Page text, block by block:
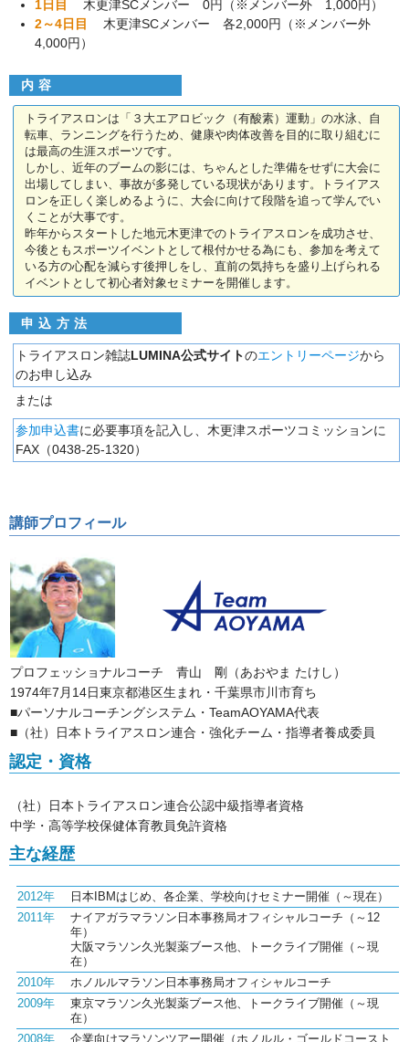
1日目
木更津SCメンバー 0円（※メンバー外 1,000円）
2～4日目
木更津SCメンバー 各2,000円（※メンバー外
4,000円）
内容
トライアスロンは「３大エアロビック（有酸素）運動」の水泳、自
転車、ランニングを行うため、健康や肉体改善を目的に取り組むに
は最高の生涯スポーツです。
しかし、近年のブームの影には、ちゃんとした準備をせずに大会に
出場してしまい、事故が多発している現状があります。トライアス
ロンを正しく楽しめるように、大会に向けて段階を追って学んでい
くことが大事です。
昨年からスタートした地元木更津でのトライアスロンを成功させ、
今後ともスポーツイベントとして根付かせる為にも、参加を考えて
いる方の心配を減らす後押しをし、直前の気持ちを盛り上げられる
イベントとして初心者対象セミナーを開催します。
申込方法
トライアスロン雑誌LUMINA公式サイトのエントリーページから
のお申し込み
または
参加申込書に必要事項を記入し、木更津スポーツコミッションに
FAX（0438-25-1320）
講師プロフィール
プロフェッショナルコーチ 青山 剛（あおやま たけし）
1974年7月14日東京都港区生まれ・千葉県市川市育ち
■パーソナルコーチングシステム・TeamAOYAMA代表
■（社）日本トライアスロン連合・強化チーム・指導者養成委員
認定・資格
（社）日本トライアスロン連合公認中級指導者資格
中学・高等学校保健体育教員免許資格
主な経歴
2012年
日本IBMはじめ、各企業、学校向けセミナー開催（～現在）
2011年
ナイアガラマラソン日本事務局オフィシャルコーチ（～12
年）
大阪マラソン久光製薬ブース他、トークライブ開催（～現
在）
2010年
ホノルルマラソン日本事務局オフィシャルコーチ
2009年
東京マラソン久光製薬ブース他、トークライブ開催（～現
在）
2008年
企業向けマラソンツアー開催（ホノルル・ゴールドコースト